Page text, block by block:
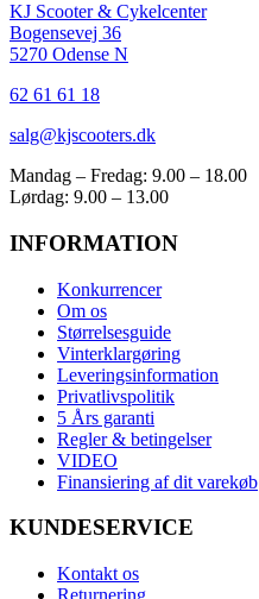
KJ Scooter & Cykelcenter
Bogensevej 36
5270 Odense N
62 61 61 18
salg@kjscooters.dk
Mandag – Fredag: 9.00 – 18.00
Lørdag: 9.00 – 13.00
INFORMATION
Konkurrencer
Om os
Størrelsesguide
Vinterklargøring
Leveringsinformation
Privatlivspolitik
5 Års garanti
Regler & betingelser
VIDEO
Finansiering af dit varekøb
KUNDESERVICE
Kontakt os
Returnering